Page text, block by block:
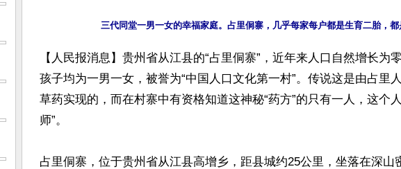
【人民报消息】贵州省从江县的“占里侗寨”，近年来人口自然增长为
孩子均为一男一女，被誉为“中国人口文化第一村”。传说这是由占里
草药实现的，而在村寨中有资格知道这神秘“药方”的只有一人，这个
师”。
占里侗寨，位于贵州省从江县高增乡，距县城约25公里，坐落在深山